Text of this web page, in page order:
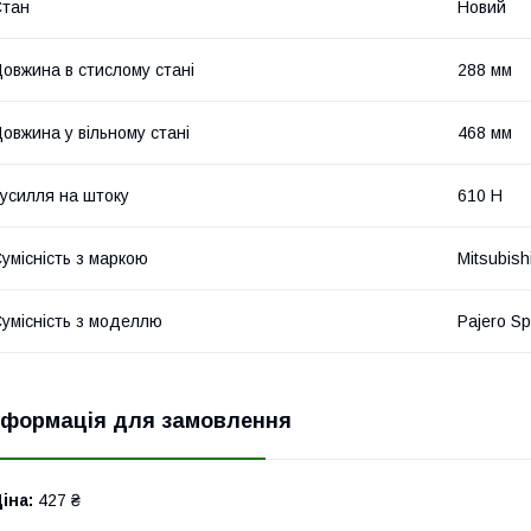
Новий
в стислому стані 288 мм
у вільному стані 468 мм
на штоку 610 Н
з маркою Mitsubishi
з моделлю Pajero
для замовлення
427 ₴